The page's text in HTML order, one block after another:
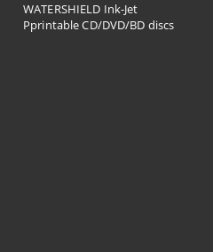
​WATERSHIELD Ink-Jet
Pprintable CD/DVD/BD discs